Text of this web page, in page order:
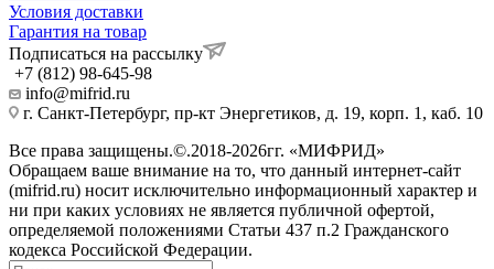
Условия доставки
Гарантия на товар
Подписаться на рассылку
+7 (812) 98-645-98
info@mifrid.ru
г. Санкт-Петербург, пр-кт Энергетиков, д. 19, корп. 1, каб. 10
Все права защищены.©.2018-2026гг. «МИФРИД»
Обращаем ваше внимание на то, что данный интернет-сайт
(mifrid.ru) носит исключительно информационный характер и
ни при каких условиях не является публичной офертой,
определяемой положениями Статьи 437 п.2 Гражданского
кодекса Российской Федерации.